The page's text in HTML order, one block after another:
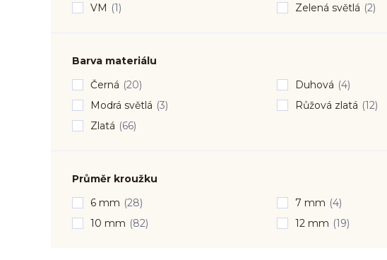
VM (1) Zelená světlá (2)
Barva materiálu
Černá (20) Duhová (4)
Modrá světlá (3) Růžová zlatá (12)
Zlatá (66)
Průměr kroužku
6 mm (28) 7 mm (4)
10 mm (82) 12 mm (19)